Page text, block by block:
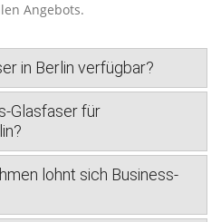
Angebots.
in Berlin verfügbar?
Glasfaser für
lohnt sich Business-